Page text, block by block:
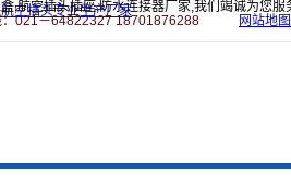
,航空插头插座,防水连接器厂家,我们竭诚为您服
：021－64822327 18701876288
网站地图